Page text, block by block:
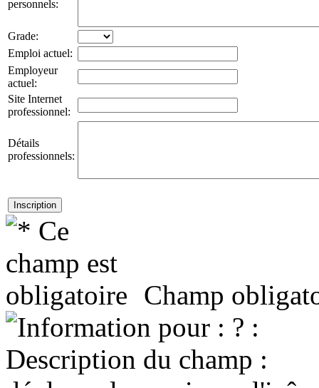
personnels:
Grade:
Emploi actuel:
Employeur
actuel:
Site Internet
professionnel:
Détails
professionnels:
Champ